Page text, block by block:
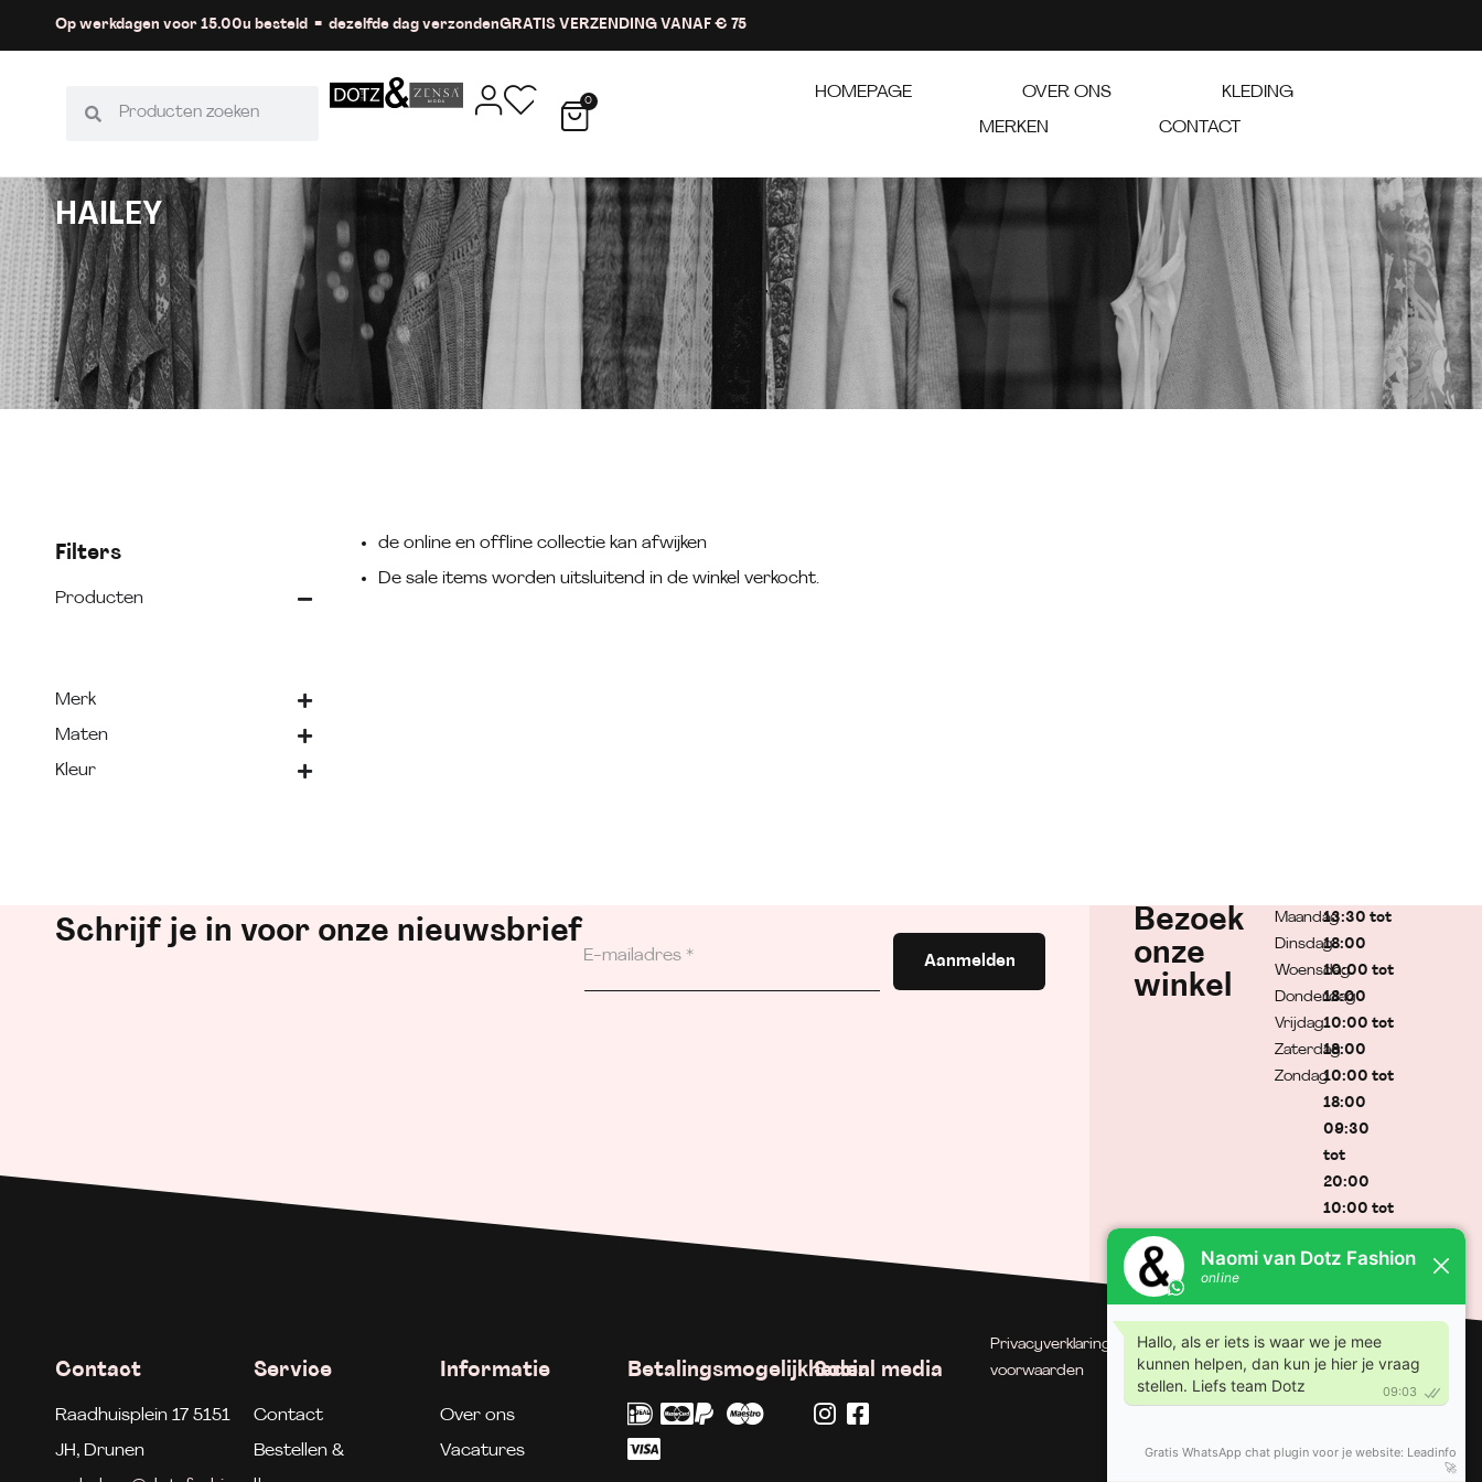
Op werkdagen voor 15.00u besteld = dezelfde dag verzondenGRATIS VERZENDING VANAF € 75
0 HOMEPAGE OVER ONS
KLEDING
MERKEN
CONTACT
HAILEY
Filters
Producten
Merk
Maten
Kleur
de online en offline collectie kan afwijken
De sale items worden uitsluitend in de winkel verkocht.
Schrijf je in voor onze nieuwsbrief
Aanmelden
Bezoek
onze
winkel
Maandag
Dinsdag
Woensdag
Donderdag
Vrijdag
Zaterdag
Zondag
13:30 tot
18:00
10:00 tot
18:00
10:00 tot
18:00
10:00 tot
18:00
09:30
tot
20:00
10:00 tot
Gesloten
Contact
Raadhuisplein 17 5151
JH, Drunen
Service
Contact
Bestellen &
Informatie
Over ons
Vacatures
BetalingsmogelijkhedenSocial media
Privacyverklaring
| Algemene
voorwaarden
© Dotz Fashion | Gerealiseerd
door Minty Media